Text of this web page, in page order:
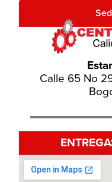
Calle 65 No